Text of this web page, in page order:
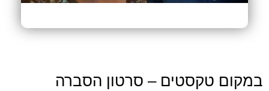
במקום טקסטים – סרטון הסברה